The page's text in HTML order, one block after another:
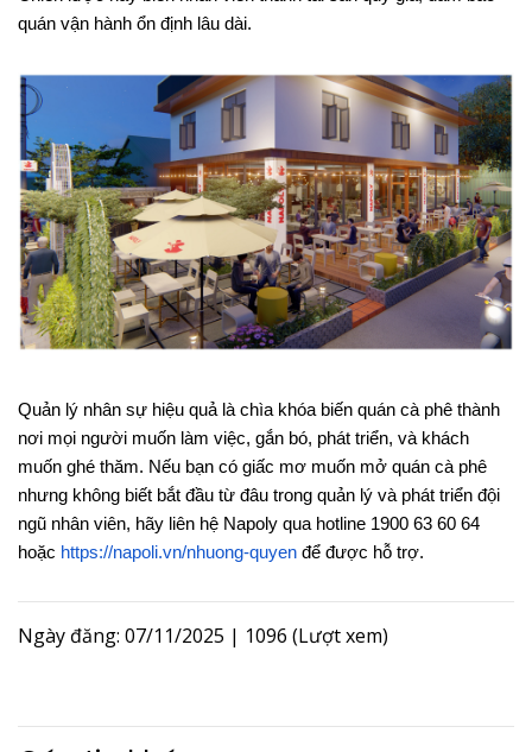
quán vận hành ổn định lâu dài.
Quản lý nhân sự hiệu quả là chìa khóa biến quán cà phê thành
nơi mọi người muốn làm việc, gắn bó, phát triển, và khách
muốn ghé thăm. Nếu bạn có giấc mơ muốn mở quán cà phê
nhưng không biết bắt đầu từ đâu trong quản lý và phát triển đội
ngũ nhân viên, hãy liên hệ Napoly qua hotline 1900 63 60 64
hoặc https://napoli.vn/nhuong-quyen để được hỗ trợ.
Ngày đăng: 07/11/2025 | 1096 (Lượt xem)